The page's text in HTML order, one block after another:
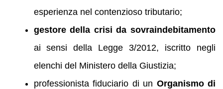
esperienza nel contenzioso tributario;
gestore della crisi da sovraindebitamento
ai sensi della Legge 3/2012, iscritto negli
elenchi del Ministero della Giustizia;
professionista fiduciario di un Organismo di